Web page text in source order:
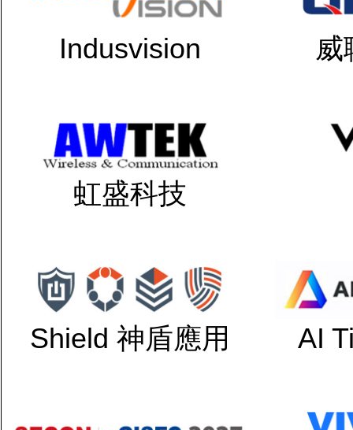
Indusvision 威
虹盛科技
Shield 神盾應用 AI